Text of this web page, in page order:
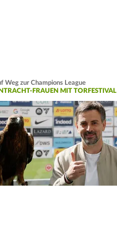
Weg zur Champions League
FRAUEN MIT TORFESTIVAL